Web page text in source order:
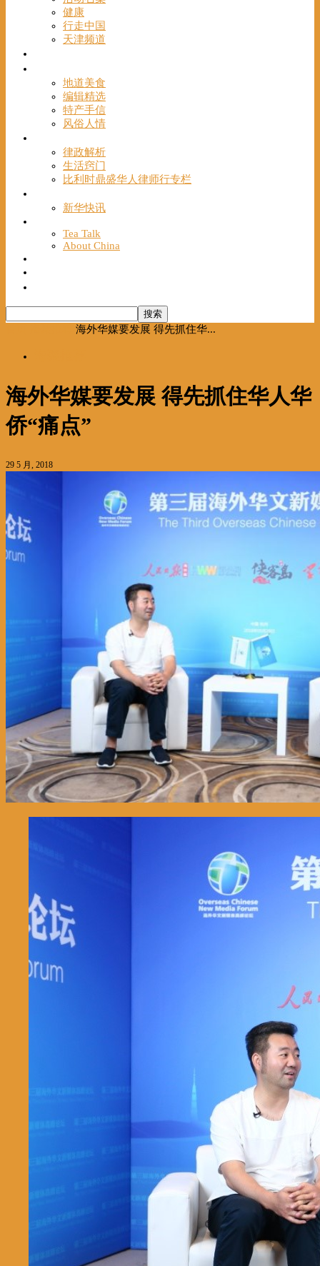
健康
行走中国
天津频道
地道美食
编辑精选
特产手信
风俗人情
律政解析
生活窍门
比利时鼎盛华人律师行专栏
新华快讯
Tea Talk
About China
海外华媒要发展 得先抓住华...
海外华媒要发展 得先抓住华人华
侨“痛点”
29 5 月, 2018